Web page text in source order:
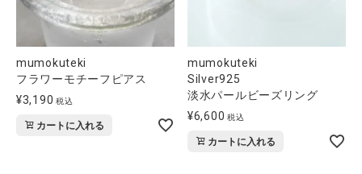
mumokuteki
フラワーモチーフピアス
¥3,190 税込
カートに入れる
mumokuteki
Silver925
淡水パールビーズリング
¥6,600 税込
カートに入れる